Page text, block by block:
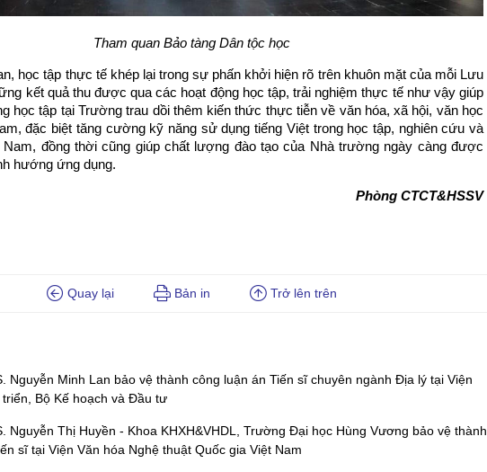
Tham quan Bảo tàng Dân tộc học
học tập thực tế khép lại trong sự phấn khởi hiện rõ trên khuôn mặt của mỗi Lưu
kết quả thu được qua các hoạt động học tập, trải nghiệm thực tế như vậy giúp
học tập tại Trường trau dồi thêm kiến thức thực tiễn về văn hóa, xã hội, văn học
đặc biệt tăng cường kỹ năng sử dụng tiếng Việt trong học tập, nghiên cứu và
Nam, đồng thời cũng giúp chất lượng đào tạo của Nhà trường ngày càng được
hướng ứng dụng.
Phòng CTCT&HSSV
Quay lại Bản in Trở lên trên
Nguyễn Minh Lan bảo vệ thành công luận án Tiến sĩ chuyên ngành Địa lý tại Viện
Bộ Kế hoạch và Đầu tư
Nguyễn Thị Huyền - Khoa KHXH&VHDL, Trường Đại học Hùng Vương bảo vệ thành
sĩ tại Viện Văn hóa Nghệ thuật Quốc gia Việt Nam